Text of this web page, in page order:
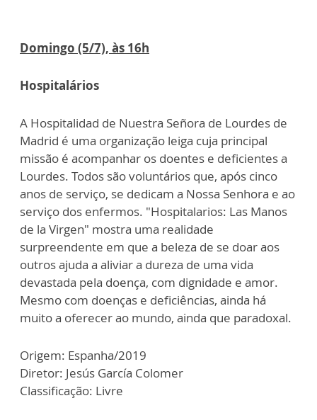
Domingo (5/7), às 16h
Hospitalários
A Hospitalidad de Nuestra Señora de Lourdes de
Madrid é uma organização leiga cuja principal
missão é acompanhar os doentes e deficientes a
Lourdes. Todos são voluntários que, após cinco
anos de serviço, se dedicam a Nossa Senhora e ao
serviço dos enfermos. "Hospitalarios: Las Manos
de la Virgen" mostra uma realidade
surpreendente em que a beleza de se doar aos
outros ajuda a aliviar a dureza de uma vida
devastada pela doença, com dignidade e amor.
Mesmo com doenças e deficiências, ainda há
muito a oferecer ao mundo, ainda que paradoxal.
Origem: Espanha/2019
Diretor: Jesús García Colomer
Classificação: Livre